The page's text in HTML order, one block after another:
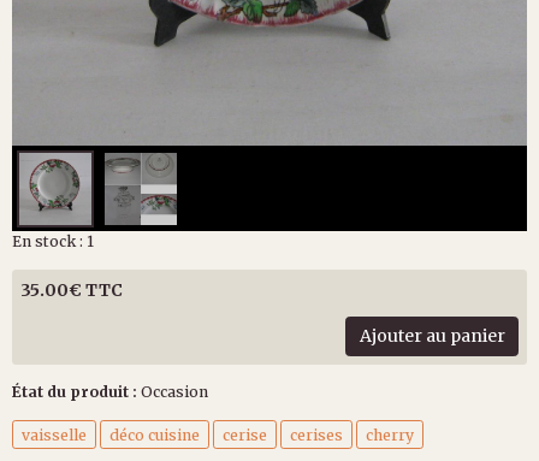
En stock : 1
35.00€ TTC
Ajouter au panier
État du produit : Occasion
vaisselle déco cuisine cerise cerises cherry